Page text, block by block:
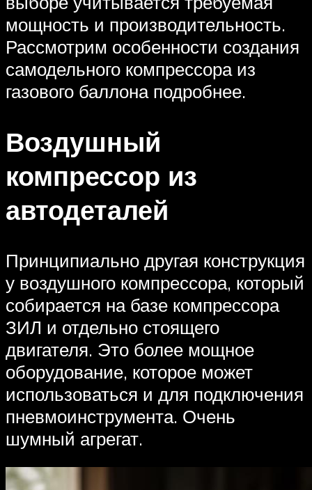
мощность и производительность.
Рассмотрим особенности создания
самодельного компрессора из
газового баллона подробнее.
Воздушный
компрессор из
автодеталей
Принципиально другая конструкция
у воздушного компрессора, который
собирается на базе компрессора
ЗИЛ и отдельно стоящего
двигателя. Это более мощное
оборудование, которое может
использоваться и для подключения
пневмоинструмента. Очень
шумный агрегат.